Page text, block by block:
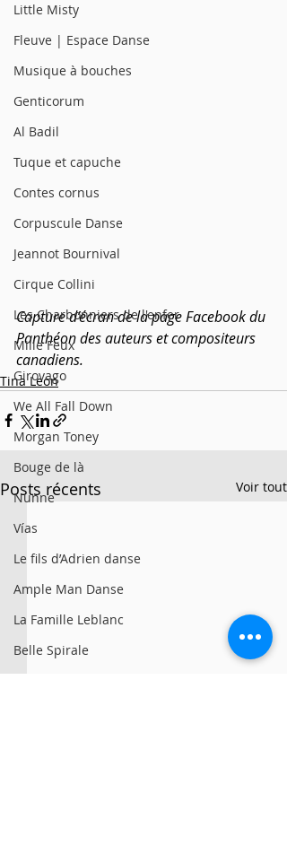
Little Misty
Fleuve | Espace Danse
Musique à bouches
Genticorum
Al Badil
Tuque et capuche
Contes cornus
Corpuscule Danse
Jeannot Bournival
Cirque Collini
Les Charbonniers de l'enfer
Mille Feux
Girovago
We All Fall Down
Morgan Toney
Bouge de là
Nunne
Vías
Le fils d’Adrien danse
Ample Man Danse
La Famille Leblanc
Belle Spirale
Capture d’écran de la page Facebook du
Panthéon des auteurs et compositeurs
canadiens.
Tina Leon
Posts récents Voir tout